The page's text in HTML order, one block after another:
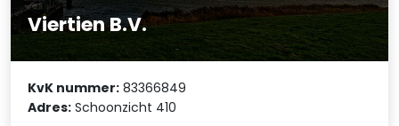
Viertien B.V.
KvK nummer: 83366849
Adres: Schoonzicht 410